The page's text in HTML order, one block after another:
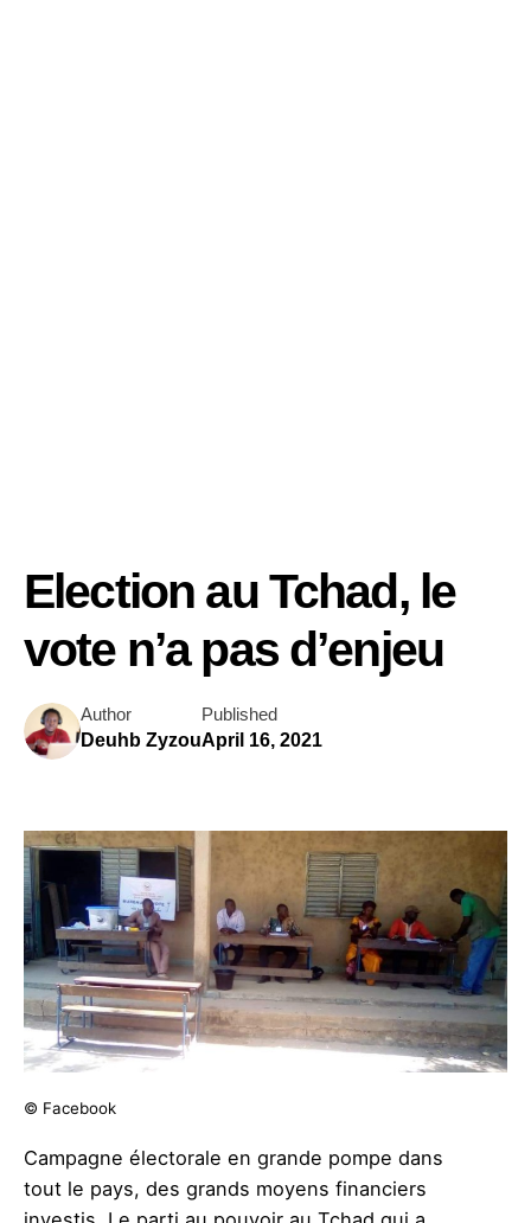
Election au Tchad, le
vote n’a pas d’enjeu
Author
Deuhb Zyzou
Published
April 16, 2021
© Facebook
Campagne électorale en grande pompe dans
tout le pays, des grands moyens financiers